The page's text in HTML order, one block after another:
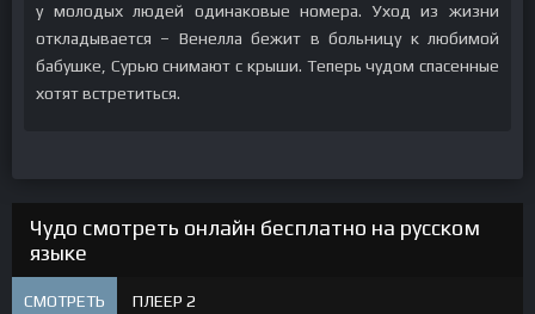
у молодых людей одинаковые номера. Уход из жизни
откладывается – Венелла бежит в больницу к любимой
бабушке, Сурью снимают с крыши. Теперь чудом спасенные
хотят встретиться.
Чудо смотреть онлайн бесплатно на русском
языке
СМОТРЕТЬ ПЛЕЕР 2